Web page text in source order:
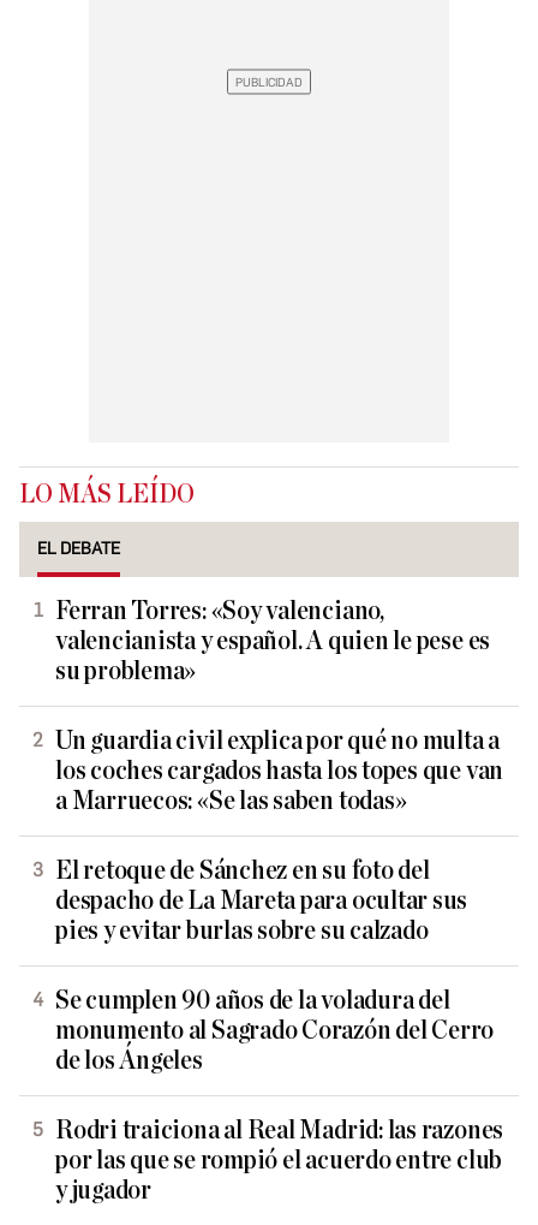
LO MÁS LEÍDO
EL DEBATE
Ferran Torres: «Soy valenciano,
valencianista y español. A quien le pese es
su problema»
Un guardia civil explica por qué no multa a
los coches cargados hasta los topes que van
a Marruecos: «Se las saben todas»
El retoque de Sánchez en su foto del
despacho de La Mareta para ocultar sus
pies y evitar burlas sobre su calzado
Se cumplen 90 años de la voladura del
monumento al Sagrado Corazón del Cerro
de los Ángeles
Rodri traiciona al Real Madrid: las razones
por las que se rompió el acuerdo entre club
y jugador